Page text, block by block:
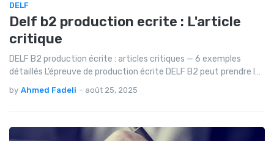
DELF
Delf b2 production ecrite : L'article
critique
DELF B2 production écrite : articles critiques — 6 exemples
détaillés L’épreuve de production écrite DELF B2 peut prendre l…
by Ahmed Fadeli - août 25, 2025